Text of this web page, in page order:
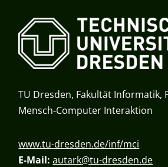
TU Dresden, Fakultät Informatik,
Mensch-Computer Interaktion
www.tu-dresden.de/inf/mci
E-Mail:autark@tu-dresden.de